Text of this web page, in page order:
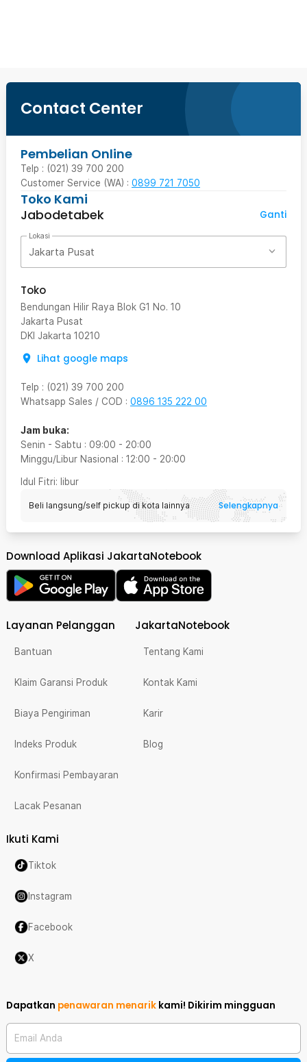
Contact Center
Pembelian Online
Telp : (021) 39 700 200
Customer Service (WA) : 0899 721 7050
Toko Kami
Jabodetabek
Ganti
Lokasi
Jakarta Pusat
Toko
Bendungan Hilir Raya Blok G1 No. 10
Jakarta Pusat
DKI Jakarta 10210
Lihat google maps
Telp : (021) 39 700 200
Whatsapp Sales / COD : 0896 135 222 00
Jam buka:
Senin - Sabtu : 09:00 - 20:00
Minggu/Libur Nasional : 12:00 - 20:00
Idul Fitri: libur
Beli langsung/self pickup di kota lainnya Selengkapnya
Download Aplikasi JakartaNotebook
Layanan Pelanggan
Bantuan
Klaim Garansi Produk
Biaya Pengiriman
Indeks Produk
Konfirmasi Pembayaran
Lacak Pesanan
JakartaNotebook
Tentang Kami
Kontak Kami
Karir
Blog
Ikuti Kami
Tiktok
Instagram
Facebook
X
Dapatkan penawaran menarik kami! Dikirim mingguan
Email Anda